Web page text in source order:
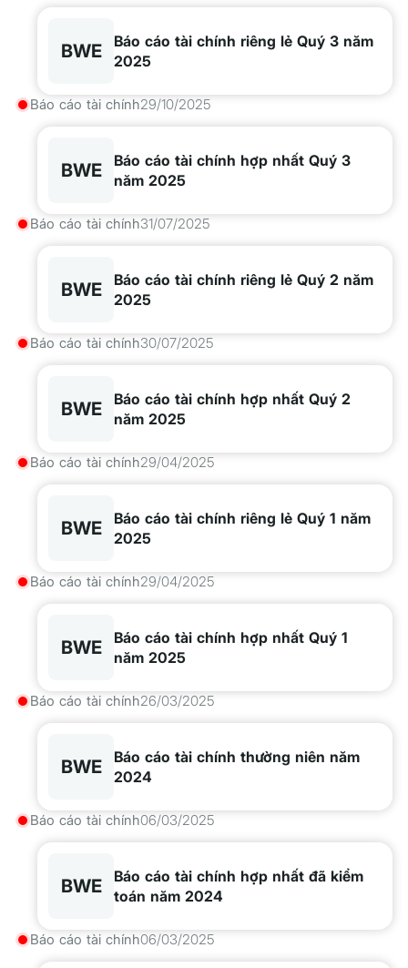
BWE
Báo cáo tài chính riêng lẻ Quý 3 năm
2025
Báo cáo tài chính29/10/2025
BWE
Báo cáo tài chính hợp nhất Quý 3
năm 2025
Báo cáo tài chính31/07/2025
BWE
Báo cáo tài chính riêng lẻ Quý 2 năm
2025
Báo cáo tài chính30/07/2025
BWE
Báo cáo tài chính hợp nhất Quý 2
năm 2025
Báo cáo tài chính29/04/2025
BWE
Báo cáo tài chính riêng lẻ Quý 1 năm
2025
Báo cáo tài chính29/04/2025
BWE
Báo cáo tài chính hợp nhất Quý 1
năm 2025
Báo cáo tài chính26/03/2025
BWE
Báo cáo tài chính thường niên năm
2024
Báo cáo tài chính06/03/2025
BWE
Báo cáo tài chính hợp nhất đã kiểm
toán năm 2024
Báo cáo tài chính06/03/2025